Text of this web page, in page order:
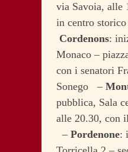
via Savoia,
in centro
Cordenons:
Monaco –
con i senatori
Sonego –
pubblica, Sala
alle 20.30, con
– Pordenone: